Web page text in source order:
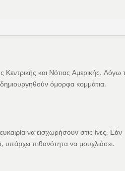
και Νότιας Αμερικής. Λόγω
δημιουργηθούν όμορφα κομμάτια.
να εισχωρήσουν στις ίνες. Εάν
πιθανότητα να μουχλιάσει.